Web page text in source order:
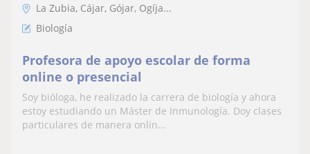
La Zubia, Cájar, Gójar, Ogíja...
Biología
Profesora de apoyo escolar de forma
online o presencial
Soy bióloga, he realizado la carrera de biología y ahora
estoy estudiando un Máster de Inmunología. Doy clases
particulares de manera onlin...